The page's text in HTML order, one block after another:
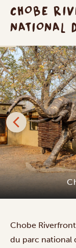
CHOBE
NATIONAL
Chobe
du parc national